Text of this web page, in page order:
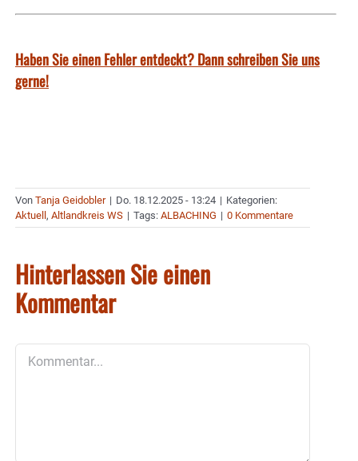
Haben Sie einen Fehler entdeckt? Dann schreiben Sie uns
gerne!
Von Tanja Geidobler | Do. 18.12.2025 - 13:24 | Kategorien:
Aktuell , Altlandkreis WS | Tags: ALBACHING | 0 Kommentare
Hinterlassen Sie einen
Kommentar